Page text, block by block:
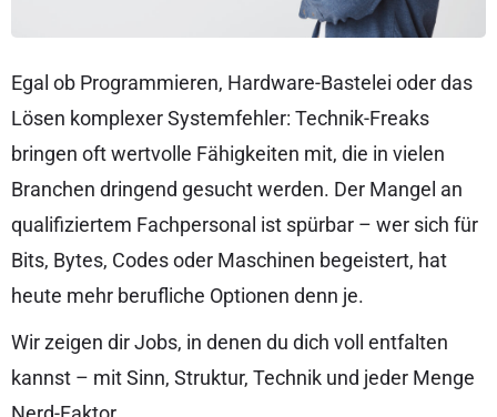
Egal ob Programmieren, Hardware-Bastelei oder das
Lösen komplexer Systemfehler: Technik-Freaks
bringen oft wertvolle Fähigkeiten mit, die in vielen
Branchen dringend gesucht werden. Der Mangel an
qualifiziertem Fachpersonal ist spürbar – wer sich für
Bits, Bytes, Codes oder Maschinen begeistert, hat
heute mehr berufliche Optionen denn je.
Wir zeigen dir Jobs, in denen du dich voll entfalten
kannst – mit Sinn, Struktur, Technik und jeder Menge